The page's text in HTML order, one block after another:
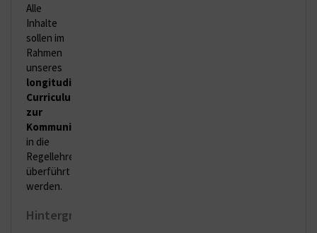
Alle
Inhalte
sollen im
Rahmen
unseres
longitudinalen
Curriculums
zur
Kommunikation "LongiKomm"
in die
Regellehre
überführt
werden.
Hintergrund: